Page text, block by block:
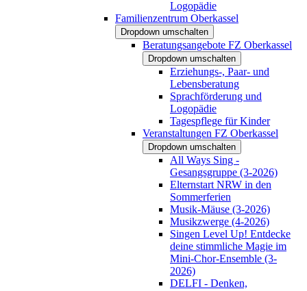
Logopädie
Familienzentrum Oberkassel
Dropdown umschalten
Beratungsangebote FZ Oberkassel
Dropdown umschalten
Erziehungs-, Paar- und
Lebensberatung
Sprachförderung und
Logopädie
Tagespflege für Kinder
Veranstaltungen FZ Oberkassel
Dropdown umschalten
All Ways Sing -
Gesangsgruppe (3-2026)
Elternstart NRW in den
Sommerferien
Musik-Mäuse (3-2026)
Musikzwerge (4-2026)
Singen Level Up! Entdecke
deine stimmliche Magie im
Mini-Chor-Ensemble (3-
2026)
DELFI - Denken,